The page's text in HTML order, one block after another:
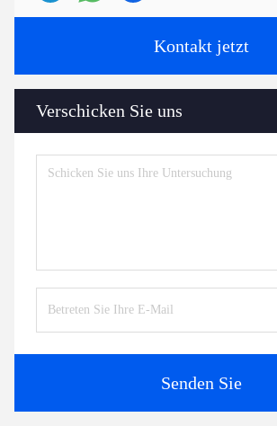
Kontakt jetzt
Verschicken Sie uns
Senden Sie